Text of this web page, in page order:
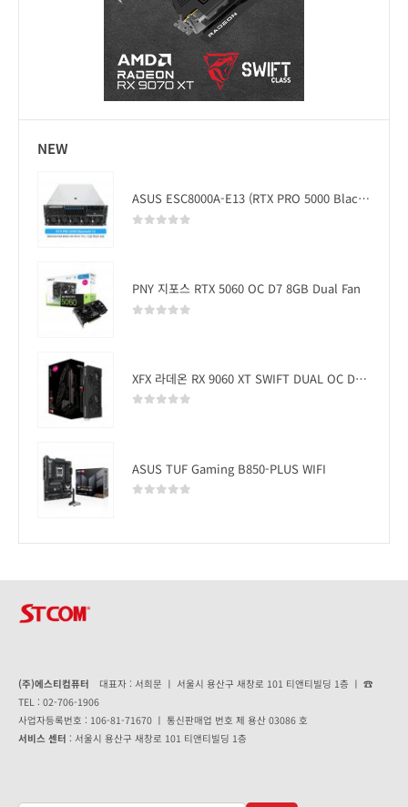
NEW
ASUS ESC8000A-E13 (RTX PRO 5000 Blackwell x2)
PNY 지포스 RTX 5060 OC D7 8GB Dual Fan
XFX 라데온 RX 9060 XT SWIFT DUAL OC D6 16GB
ASUS TUF Gaming B850-PLUS WIFI
(주)에스티컴퓨터 대표자 : 서희문 ㅣ 서울시 용산구 새창로 101 티앤티빌딩 1층 ㅣ ☎
TEL : 02-706-1906
사업자등록번호 : 106-81-71670 ㅣ 통신판매업 번호 제 용산 03086 호
서비스 센터 : 서울시 용산구 새창로 101 티앤티빌딩 1층